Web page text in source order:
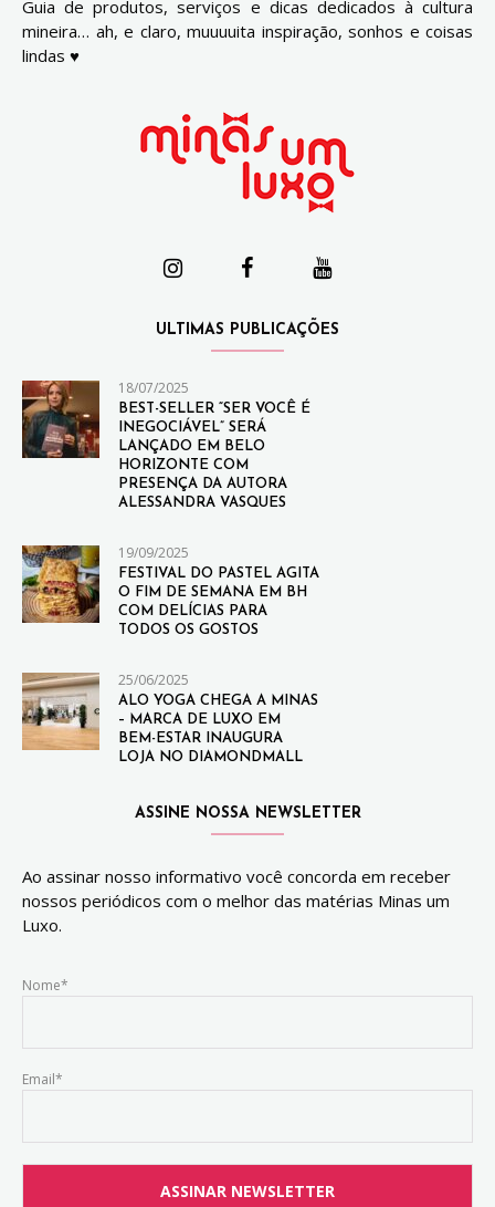
Guia de produtos, serviços e dicas dedicados à cultura
mineira… ah, e claro, muuuuita inspiração, sonhos e coisas
lindas ♥
ULTIMAS PUBLICAÇÕES
18/07/2025
BEST-SELLER “SER VOCÊ É
INEGOCIÁVEL” SERÁ
LANÇADO EM BELO
HORIZONTE COM
PRESENÇA DA AUTORA
ALESSANDRA VASQUES
19/09/2025
FESTIVAL DO PASTEL AGITA
O FIM DE SEMANA EM BH
COM DELÍCIAS PARA
TODOS OS GOSTOS
25/06/2025
ALO YOGA CHEGA A MINAS
– MARCA DE LUXO EM
BEM-ESTAR INAUGURA
LOJA NO DIAMONDMALL
ASSINE NOSSA NEWSLETTER
Ao assinar nosso informativo você concorda em receber
nossos periódicos com o melhor das matérias Minas um
Luxo.
Nome*
Email*